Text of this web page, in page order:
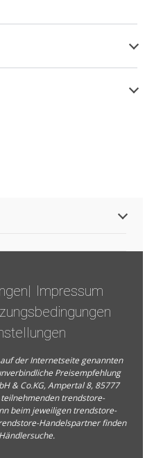
Impressum
der Internetseite genannten
Preisempfehlung
& Co.KG, Ampertal 8, 85777
trendstore-
beim jeweiligen trendstore-
Handelspartner finden
Händlersuche.